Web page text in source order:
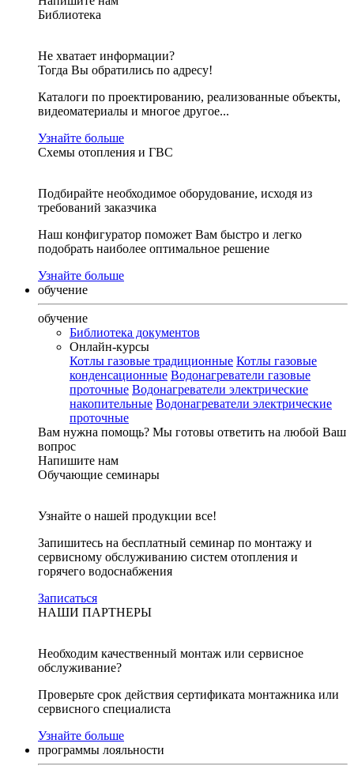
Библиотека
Не хватает информации?
Тогда Вы обратились по адресу!
Каталоги по проектированию, реализованные объекты,
видеоматериалы и многое другое...
Узнайте больше
Схемы отопления и ГВС
Подбирайте необходимое оборудование, исходя из
требований заказчика
Наш конфигуратор поможет Вам быстро и легко
подобрать наиболее оптимальное решение
Узнайте больше
обучение
обучение
Библиотека документов
Онлайн-курсы
Котлы газовые традиционные Котлы газовые
конденсационные Водонагреватели газовые
проточные Водонагреватели электрические
накопительные Водонагреватели электрические
проточные
Вам нужна помощь? Мы готовы ответить на любой Ваш
вопрос
Напишите нам
Обучающие семинары
Узнайте о нашей продукции все!
Запишитесь на бесплатный семинар по монтажу и
сервисному обслуживанию систем отопления и
горячего водоснабжения
Записаться
НАШИ ПАРТНЕРЫ
Необходим качественный монтаж или сервисное
обслуживание?
Проверьте срок действия сертификата монтажника или
сервисного специалиста
Узнайте больше
программы лояльности